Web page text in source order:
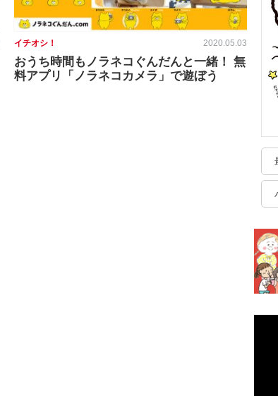
イチオシ！ 2020.05.03
おうち時間もノラネコぐんだんと一緒！ 無
料アプリ「ノラネコカメラ」で遊ぼう